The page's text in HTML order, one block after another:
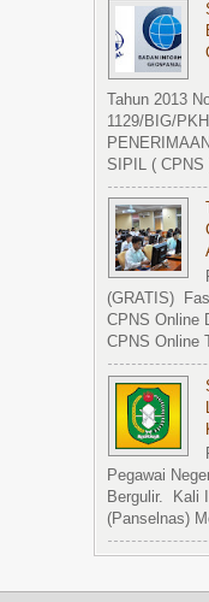
Tahun 2013
1129/BIG/
SIPIL ( CPNS
(GRATIS)
CPNS Online
CPNS Online
Pegawai
Bergulir. Kali
(Panselnas)